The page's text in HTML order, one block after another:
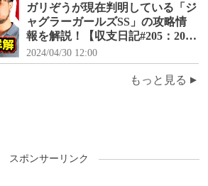
ガリぞうが現在判明している「ジ
ャグラーガールズSS」の攻略情
報を解説！【収支日記#205：2024
年1月30日(火)～2024年2月5日
(月)】
2024/04/30 12:00
もっと見る
スポンサーリンク